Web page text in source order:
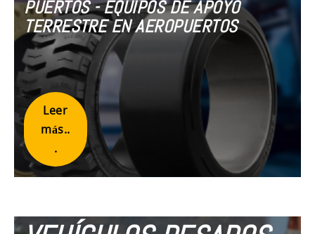
PUERTOS - EQUIPOS DE APOYO
TERRESTRE EN AEROPUERTOS
Leer
más..
.